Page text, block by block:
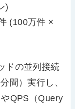
)
(100万件 ×
ドの並列接続
間）実行し、
QPS（Query